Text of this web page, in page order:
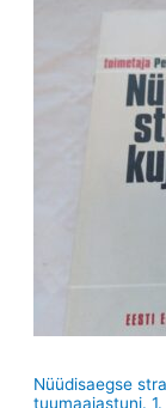
Nüüdisaegse
tuumaajastuni.